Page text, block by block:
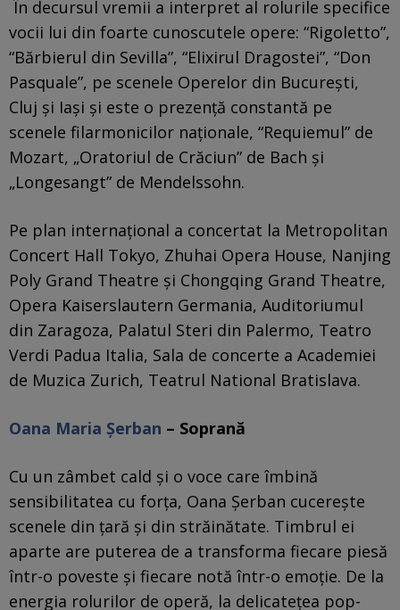
În decursul vremii a interpret al rolurile specifice
vocii lui din foarte cunoscutele opere: “Rigoletto”,
“Bărbierul din Sevilla”, “Elixirul Dragostei”, “Don
Pasquale”, pe scenele Operelor din Bucureşti,
Cluj şi Iaşi şi este o prezenţă constantă pe
scenele filarmonicilor naţionale, “Requiemul” de
Mozart, „Oratoriul de Crăciun” de Bach şi
„Longesangt” de Mendelssohn.
Pe plan internaţional a concertat la Metropolitan
Concert Hall Tokyo, Zhuhai Opera House, Nanjing
Poly Grand Theatre şi Chongqing Grand Theatre,
Opera Kaiserslautern Germania, Auditoriumul
din Zaragoza, Palatul Steri din Palermo, Teatro
Verdi Padua Italia, Sala de concerte a Academiei
de Muzica Zurich, Teatrul National Bratislava.
Oana Maria Şerban – Soprană
Cu un zâmbet cald și o voce care îmbină
sensibilitatea cu forța, Oana Șerban cucerește
scenele din țară și din străinătate. Timbrul ei
aparte are puterea de a transforma fiecare piesă
într-o poveste și fiecare notă într-o emoție. De la
energia rolurilor de operă, la delicatețea pop-